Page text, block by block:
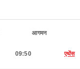
आगमन
09:50 एथेंस